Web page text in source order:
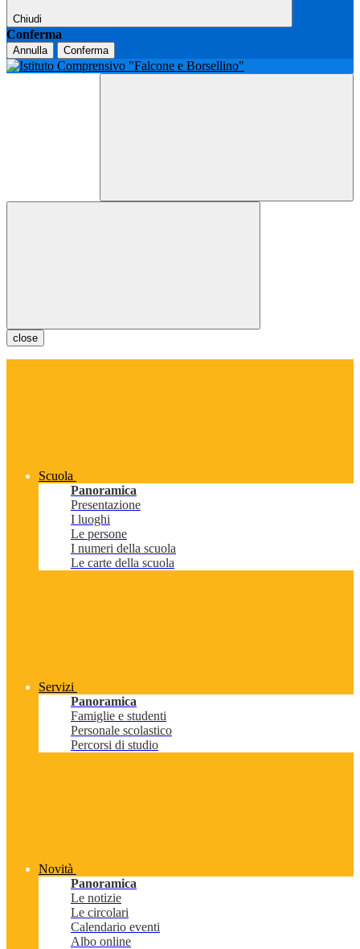
Chiudi
Conferma
Annulla Conferma
close
Scuola
Panoramica
Presentazione
I luoghi
Le persone
I numeri della scuola
Le carte della scuola
Servizi
Panoramica
Famiglie e studenti
Personale scolastico
Percorsi di studio
Novità
Panoramica
Le notizie
Le circolari
Calendario eventi
Albo online